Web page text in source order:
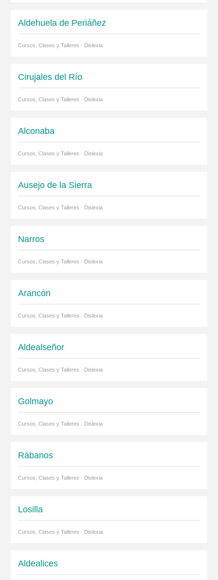
Aldehuela de Periáñez
Cursos, Clases y Talleres · Dislexia
Cirujales del Río
Cursos, Clases y Talleres · Dislexia
Alconaba
Cursos, Clases y Talleres · Dislexia
Ausejo de la Sierra
Cursos, Clases y Talleres · Dislexia
Narros
Cursos, Clases y Talleres · Dislexia
Arancón
Cursos, Clases y Talleres · Dislexia
Aldealseñor
Cursos, Clases y Talleres · Dislexia
Golmayo
Cursos, Clases y Talleres · Dislexia
Rábanos
Cursos, Clases y Talleres · Dislexia
Losilla
Cursos, Clases y Talleres · Dislexia
Aldealices